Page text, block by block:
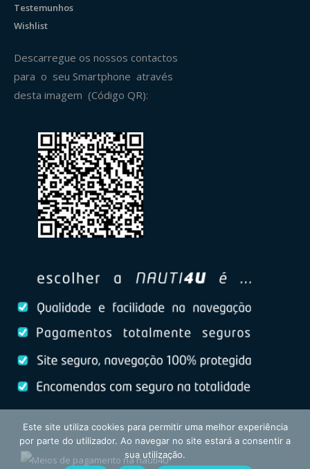
Testemunhos
Wishlist
Descarregue os nossos contactos
para o seu Smartphone através
desta imagem (Código QR):
Este site utiliza cookies para permitir uma melhor experiência
por parte do utilizador. Ao navegar no site estará a consentir a
sua utilização.